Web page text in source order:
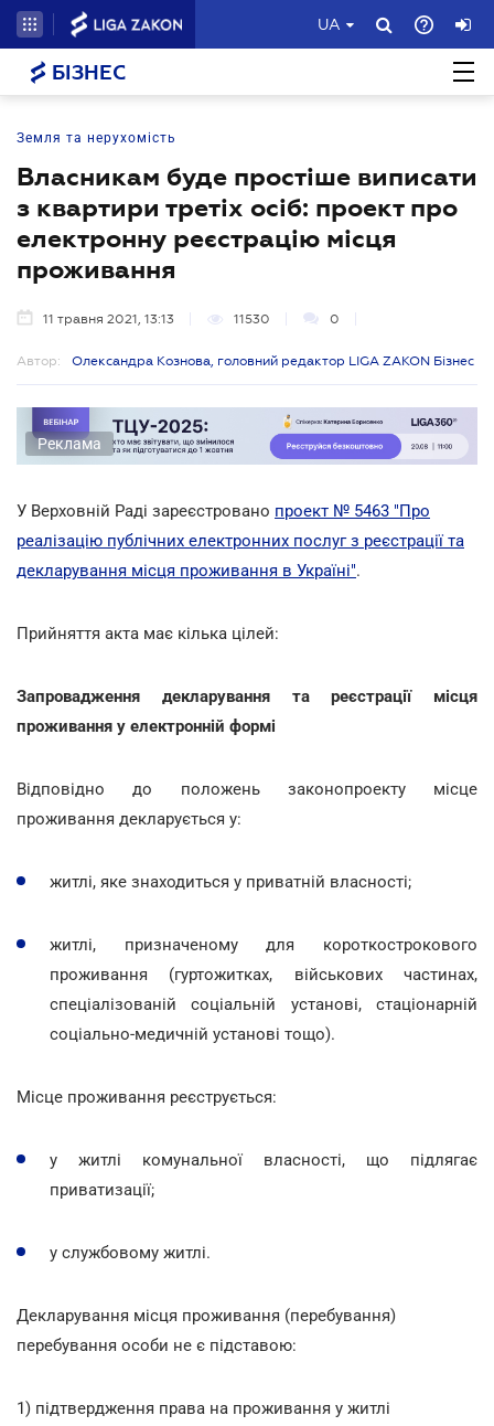
UA
БІЗНЕС
Земля та нерухомість
Власникам буде простіше виписати
з квартири третіх осіб: проект про
електронну реєстрацію місця
проживання
11 травня 2021, 13:13 11530 0
Автор: Олександра Кознова, головний редактор LIGA ZAKON Бізнес
Реклама
У Верховній Раді зареєстровано проект № 5463 "Про
реалізацію публічних електронних послуг з реєстрації та
декларування місця проживання в Україні".
Прийняття акта має кілька цілей:
Запровадження декларування та реєстрації місця
проживання у електронній формі
Відповідно до положень законопроекту місце
проживання декларується у:
житлі, яке знаходиться у приватній власності;
житлі, призначеному для короткострокового
проживання (гуртожитках, військових частинах,
спеціалізованій соціальній установі, стаціонарній
соціально-медичній установі тощо).
Місце проживання реєструється:
у житлі комунальної власності, що підлягає
приватизації;
у службовому житлі.
Декларування місця проживання (перебування)
перебування особи не є підставою:
1) підтвердження права на проживання у житлі